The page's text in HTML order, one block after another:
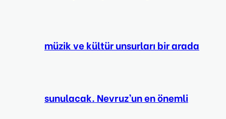
müzik ve kültür unsurları bir arada
sunulacak. Nevruz’un en önemli